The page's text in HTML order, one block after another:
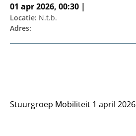
01 apr 2026, 00:30 |
Locatie: N.t.b.
Adres:
Stuurgroep Mobiliteit 1 april 2026